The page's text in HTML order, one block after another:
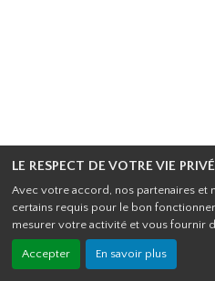
LE RESPECT DE VOTRE VIE
Avec votre accord, nos partenaires et
certains requis pour le bon
mesurer votre activité et vous fournir
Accepter En savoir plus